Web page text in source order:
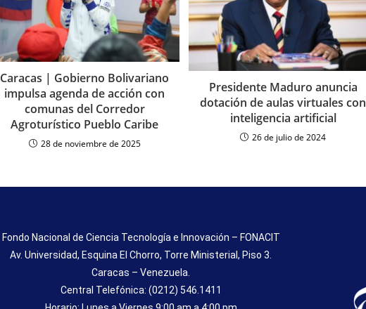
Caracas | Gobierno Bolivariano
impulsa agenda de acción con
comunas del Corredor
Agroturístico Pueblo Caribe
28 de noviembre de 2025
Presidente Maduro anuncia
dotación de aulas virtuales con
inteligencia artificial
26 de julio de 2024
Fondo Nacional de Ciencia Tecnología e Innovación – FONACIT
Av. Universidad, Esquina El Chorro, Torre Ministerial, Piso 3.
Caracas – Venezuela.
Central Telefónica: (0212) 546.1411